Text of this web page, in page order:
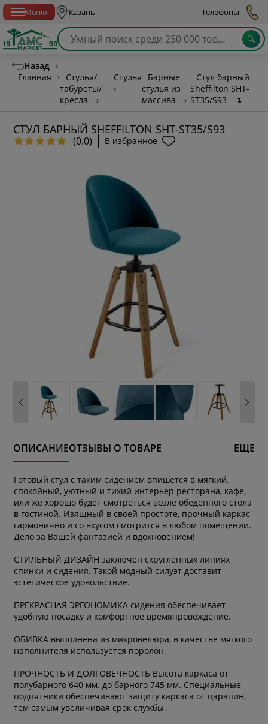
Меню Казань Телефоны
Назад ›
Главная
›
Стулья/
табуреты/
кресла
›
Стулья
›
Барные
стулья из
массива
›
Стул барный
Sheffilton SHT-
ST35/S93
↴
СТУЛ БАРНЫЙ SHEFFILTON SHT-ST35/S93
(0.0) В избранное
ОПИСАНИЕОТЗЫВЫ О ТОВАРЕ ЕЩЕ
Готовый стул с таким сидением впишется в мягкий,
спокойный, уютный и тихий интерьер ресторана, кафе,
или же хорошо будет смотреться возле обеденного стола
в гостиной. Изящный в своей простоте, прочный каркас
гармонично и со вкусом смотрится в любом помещении.
Дело за Вашей фантазией и вдохновением!
СТИЛЬНЫЙ ДИЗАЙН заключен скругленных линиях
спинки и сидения. Такой модный силуэт доставит
эстетическое удовольствие.
ПРЕКРАСНАЯ ЭРГОНОМИКА сидения обеспечивает
удобную посадку и комфортное времяпровождение.
ОБИВКА выполнена из микровелюра, в качестве мягкого
наполнителя используется поролон.
ПРОЧНОСТЬ И ДОЛГОВЕЧНОСТЬ Высота каркаса от
полубарного 640 мм. до барного 745 мм. Специальные
подпятники обеспечивают защиту каркаса от царапин,
тем самым увеличивая срок службы.